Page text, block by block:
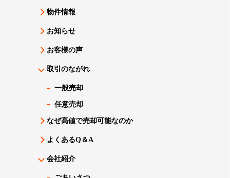
物件情報
お知らせ
お客様の声
取引のながれ
一般売却
任意売却
なぜ高値で売却可能なのか
よくあるQ＆A
会社紹介